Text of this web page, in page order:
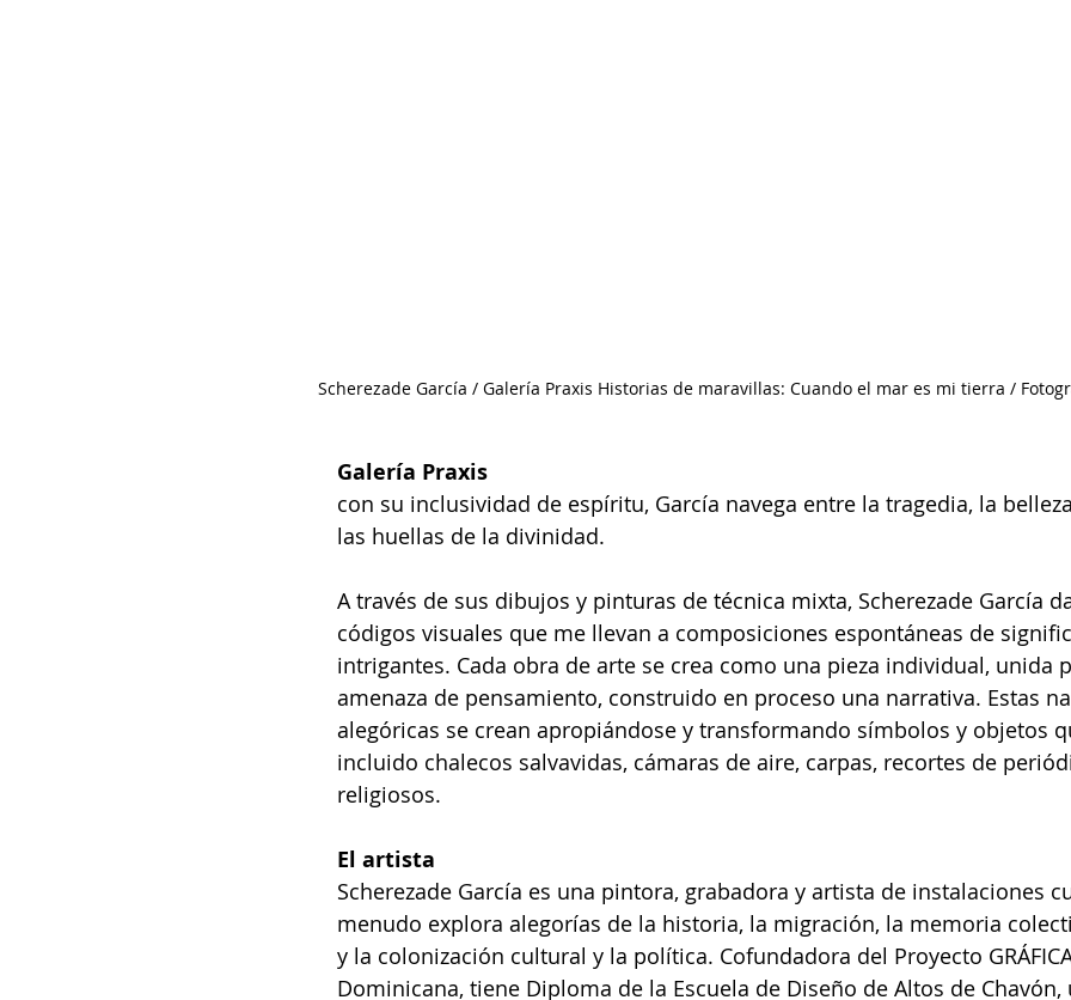
Scherezade García / Galería Praxis Historias de maravillas: Cuando el mar es mi tierra /
Galería Praxis
con su inclusividad de espíritu, García navega entre la tragedia, la
las huellas de la divinidad.
A través de sus dibujos y pinturas de técnica mixta, Scherezade García
códigos visuales que me llevan a composiciones espontáneas de
intrigantes. Cada obra de arte se crea como una pieza individual, unida
amenaza de pensamiento, construido en proceso una narrativa. Estas
alegóricas se crean apropiándose y transformando símbolos y objetos
incluido chalecos salvavidas, cámaras de aire, carpas, recortes de
religiosos.
El artista
Scherezade García es una pintora, grabadora y artista de instalaciones
menudo explora alegorías de la historia, la migración, la memoria
y la colonización cultural y la política. Cofundadora del Proyecto
Dominicana, tiene Diploma de la Escuela de Diseño de Altos de Chavón,